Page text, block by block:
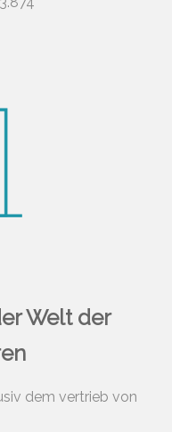
Welt der
dem vertrieb von